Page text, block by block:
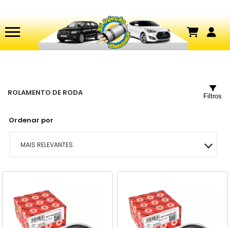
ROLAMENTO DE RODA
Ordenar por
MAIS RELEVANTES
MAIS VENDIDOS
MENOR PREÇO
MAIOR PREÇO
Filtros